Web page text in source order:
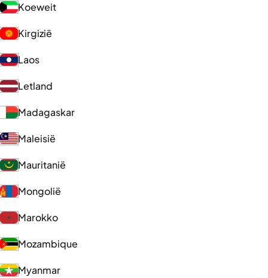
Koeweit
Kirgizië
Laos
Letland
Madagaskar
Maleisië
Mauritanië
Mongolië
Marokko
Mozambique
Myanmar